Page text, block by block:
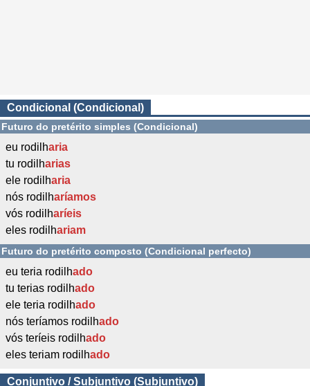
Condicional (Condicional)
Futuro do pretérito simples (Condicional)
eu rodilharia
tu rodilharias
ele rodilharia
nós rodilharíamos
vós rodilharíeis
eles rodilhariam
Futuro do pretérito composto (Condicional perfecto)
eu teria rodilhado
tu terias rodilhado
ele teria rodilhado
nós teríamos rodilhado
vós teríeis rodilhado
eles teriam rodilhado
Conjuntivo / Subjuntivo (Subjuntivo)